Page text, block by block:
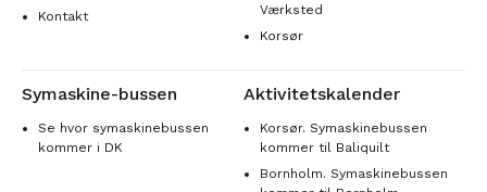
Kontakt
Værksted
Korsør
Symaskine-bussen
Se hvor symaskinebussen
kommer i DK
Aktivitetskalender
Korsør. Symaskinebussen
kommer til Baliquilt
Bornholm. Symaskinebussen